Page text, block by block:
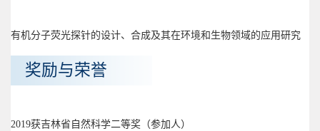
有机分子荧光探针的设计、合成及其在环境和生物领域的应用研究
奖励与荣誉
2019获吉林省自然科学二等奖（参加人）